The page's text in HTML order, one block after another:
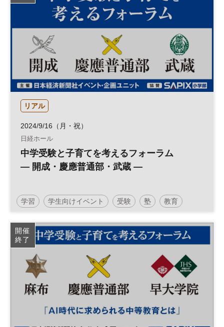
リアル
2024/9/16（月・祝）
日経ホール
中学受験と子育てを考えるフォーラム
― 開成・慶應普通部・武蔵 ―
学習 学生向けイベント 受験 塾 教育
中学受験 子育て 参加無料
土日祝開催
開催
終了